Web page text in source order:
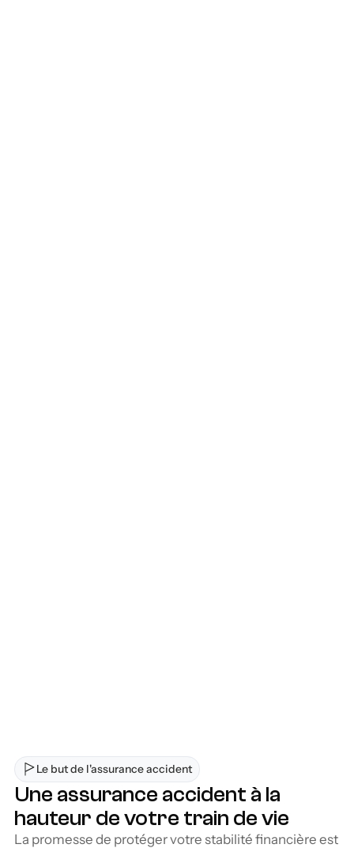
Le but de l'assurance accident
Une assurance accident à la
hauteur de votre train de vie
La promesse de protéger votre stabilité financière est